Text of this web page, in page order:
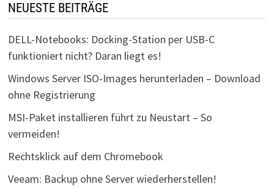
NEUESTE BEITRÄGE
DELL-Notebooks: Docking-Station per USB-C
funktioniert nicht? Daran liegt es!
Windows Server ISO-Images herunterladen – Download
ohne Registrierung
MSI-Paket installieren führt zu Neustart – So
vermeiden!
Rechtsklick auf dem Chromebook
Veeam: Backup ohne Server wiederherstellen!